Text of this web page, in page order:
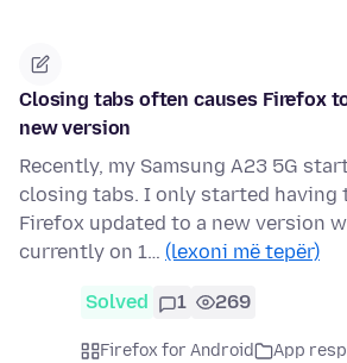
Closing tabs often causes Firefox
new version
Recently, my Samsung A23 5G
closing tabs. I only started having
Firefox updated to a new version
currently on 1… (lexoni më tepër)
Solved 1 269
Firefox for Android
App